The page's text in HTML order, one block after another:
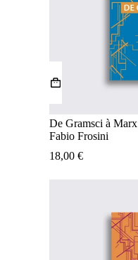
De Gramsci à Marx
Fabio Frosini
18,00 €